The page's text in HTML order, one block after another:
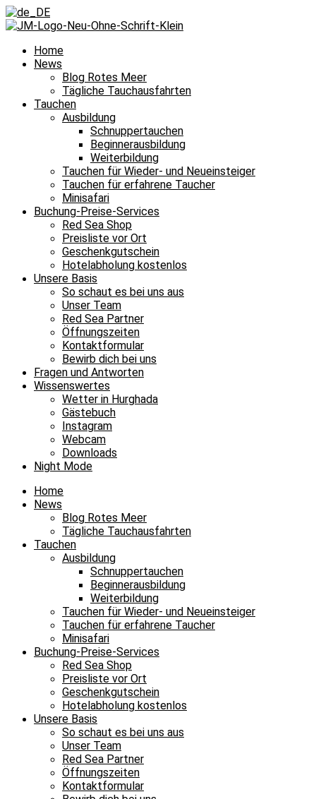
Home
News
Blog Rotes Meer
Tägliche Tauchausfahrten
Tauchen
Ausbildung
Schnuppertauchen
Beginnerausbildung
Weiterbildung
Tauchen für Wieder- und Neueinsteiger
Tauchen für erfahrene Taucher
Minisafari
Buchung-Preise-Services
Red Sea Shop
Preisliste vor Ort
Geschenkgutschein
Hotelabholung kostenlos
Unsere Basis
So schaut es bei uns aus
Unser Team
Red Sea Partner
Öffnungszeiten
Kontaktformular
Bewirb dich bei uns
Fragen und Antworten
Wissenswertes
Wetter in Hurghada
Gästebuch
Instagram
Webcam
Downloads
Night Mode
Home
News
Blog Rotes Meer
Tägliche Tauchausfahrten
Tauchen
Ausbildung
Schnuppertauchen
Beginnerausbildung
Weiterbildung
Tauchen für Wieder- und Neueinsteiger
Tauchen für erfahrene Taucher
Minisafari
Buchung-Preise-Services
Red Sea Shop
Preisliste vor Ort
Geschenkgutschein
Hotelabholung kostenlos
Unsere Basis
So schaut es bei uns aus
Unser Team
Red Sea Partner
Öffnungszeiten
Kontaktformular